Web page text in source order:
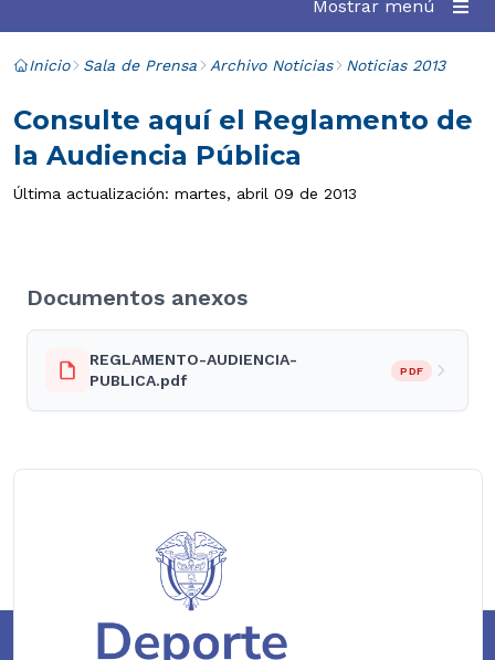
Mostrar menú
Inicio Sala de Prensa Archivo Noticias Noticias 2013
Consulte aquí el Reglamento de
la Audiencia Pública
Última actualización: martes, abril 09 de 2013
Documentos anexos
REGLAMENTO-AUDIENCIA-
PUBLICA.pdf
PDF